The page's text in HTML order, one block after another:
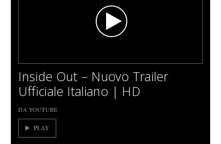
Inside Out – Nuovo Trailer
Ufficiale Italiano | HD
DA YOUTUBE
PLAY